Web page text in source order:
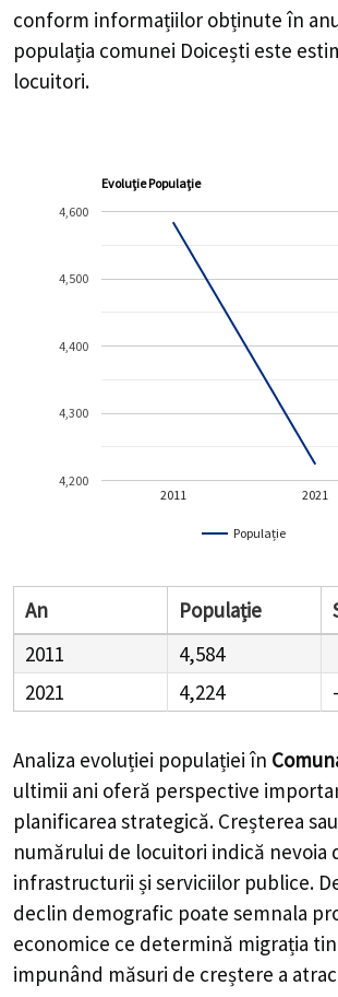
conform informațiilor obținute în
populația comunei Doicești este
locuitori.
Evoluție Populație
Populație
2011 2021
4,200
4,300
4,400
4,500
4,600
An Populație
2011
4,584
2021
4,224
Analiza evoluției populației în
ultimii ani oferă perspective
planificarea strategică. Creșterea
numărului de locuitori indică nevoia
infrastructurii și serviciilor publice.
declin demografic poate semnala
economice ce determină migrația
impunând măsuri de creștere a